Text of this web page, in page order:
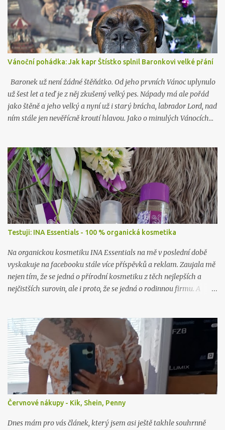
Vánoční pohádka: Jak kapr Štístko splnil Baronkovi velké přání
Baronek už není žádné štěňátko. Od jeho prvních Vánoc uplynulo
už šest let a teď je z něj zkušený velký pes. Nápady má ale pořád
jako štěně a jeho velký a nyní už i starý brácha, labrador Lord, nad
ním stále jen nevěřícně kroutí hlavou. Jako o minulých Vánocích…
Testuji: INA Essentials - 100 % organická kosmetika
Na organickou kosmetiku INA Essentials na mě v poslední době
vyskakuje na facebooku stále více příspěvků a reklam. Zaujala mě
nejen tím, že se jedná o přírodní kosmetiku z těch nejlepších a
nejčistších surovin, ale i proto, že se jedná o rodinnou firmu. A
otestovat. Firma mě příjemně překvapila, když mi dovolila vybrat
si hned dva jejich výrobky k otestování. A tak jsem se rozhodla, že
vám sem hodím tento článek už nyní, byť to ještě není přímo
recenze. Tu si nechám na později, až budu produkty déle používat,
abych opravdu viděla, co dokážou.
Červnové nákupy - Kik, Shein, Penny
Dnes mám pro vás článek, který jsem asi ještě takhle souhrnně